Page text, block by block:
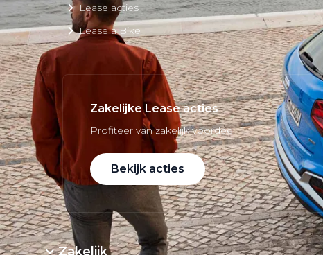
Lease acties
Lease a Bike
Zakelijke Lease acties
Profiteer van zakelijk voordeel
Bekijk acties
Zakelijk